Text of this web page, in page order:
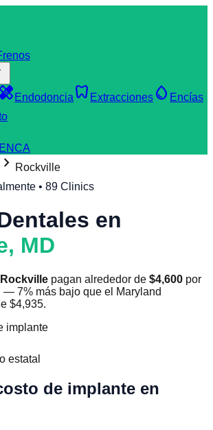
healing Endodoncia dentistry Extracciones water_drop Encías
ENCA
chevron_right Rockville
• 89 Clinics
en
, MD
Rockville pagan alrededor de $4,600 por
— 7% más bajo que el Maryland
$4,935.
implante
estatal
de implante en